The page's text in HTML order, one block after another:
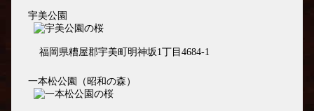
宇美公園
福岡県糟屋郡宇美町明神坂1丁目4684-1
一本松公園（昭和の森）